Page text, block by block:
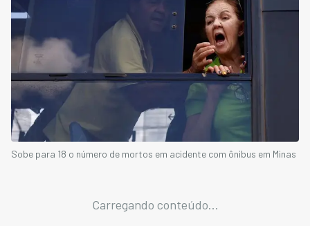
Sobe para 18 o número de mortos em acidente com ônibus em Minas
Carregando conteúdo...